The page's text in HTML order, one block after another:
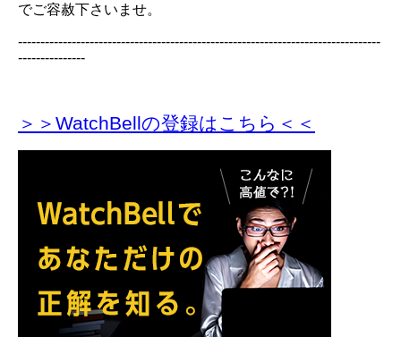
でご容赦下さいませ。
---------------------------------------------------------------------------------
---------------
＞＞WatchBellの登録はこちら＜＜